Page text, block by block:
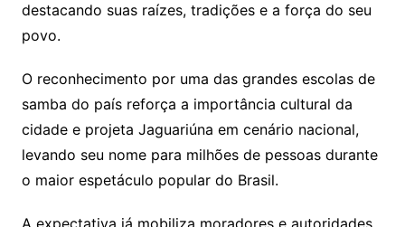
destacando suas raízes, tradições e a força do seu
povo.
O reconhecimento por uma das grandes escolas de
samba do país reforça a importância cultural da
cidade e projeta Jaguariúna em cenário nacional,
levando seu nome para milhões de pessoas durante
o maior espetáculo popular do Brasil.